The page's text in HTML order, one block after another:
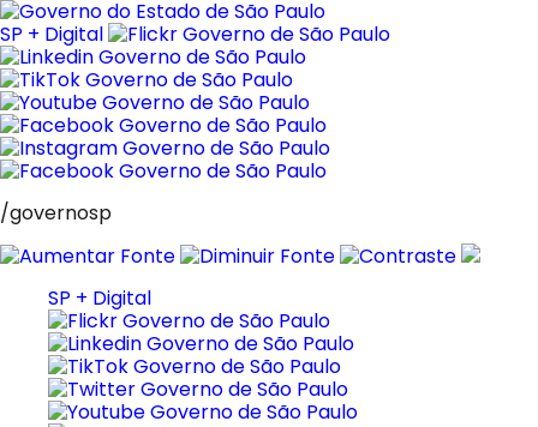
Pular
para
o
conteúdo
SP + Digital
/governosp
SP + Digital